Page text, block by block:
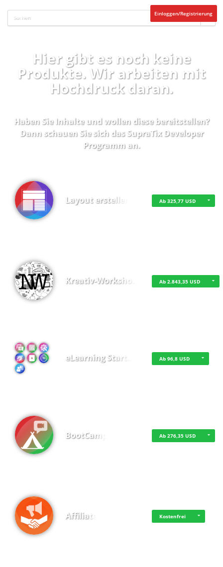
Einloggen/Registrierung
Hier gibt es noch keine
Produkte. Wir arbeiten mit
Hochdruck daran.
Haben Sie Inhalte und wollen diese bereitstellen?
Dann schauen Sie sich das SupraTix Developer
Programman.
Layout erstellen Ab 325,77 USD
Kreativ-Worksho… Ab 2.843,35 USD
eLearning Start… Ab 96,8 USD
BootCamp Ab 276,35 USD
Affiliate Kostenfrei